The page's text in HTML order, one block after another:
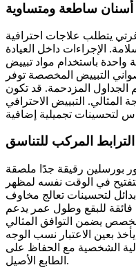
أسنان ساطعة ومتساوية
يتطلب علاجات احترافية
الإجراءات داخل العيادة
باستخدام مواد تبييض
التبييض المخصصة توفر
الجداول المزدحمة. قد تكون
التبييض الاحترافي
المركب للتناسق
بورسلين رقيقة جدًا ملصقة
في الوقت نفسه لمظهر
لتحسينات تعالج مخاوف
فائقة للبقع وطول عمر يدعم
يضمن التوافق المثالي
بعين الاعتبار نسب الوجه
الشخصية مع الحفاظ على
الطابع الأصيل.